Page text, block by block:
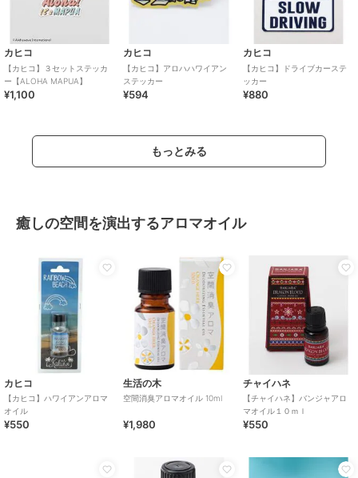
カヒコ
【カヒコ】３セットステッカ
ー【ALOHA MAPUA】
¥1,100
カヒコ
【カヒコ】アロハハワイアン
ステッカー
¥594
カヒコ
【カヒコ】ドライブカーステ
ッカー
¥880
もっとみる
癒しの空間を演出するアロマオイル
カヒコ
【カヒコ】ハワイアンアロマ
オイル
¥550
生活の木
空間消臭アロマオイル 10ml
¥1,980
チャイハネ
【チャイハネ】バンジャアロ
マオイル１０ｍｌ
¥550